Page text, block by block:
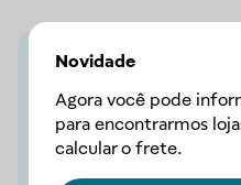
Novidade
Agora você pode
para encontrarmos
calcular o frete.